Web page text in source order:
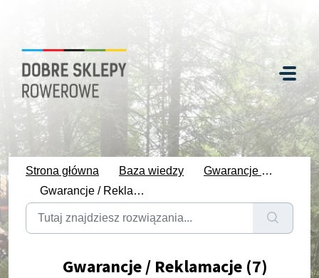
Strona główna Baza wiedzy
Gwarancje i reklamacje
Gwarancje / Reklamacje
Gwarancje / Reklamacje (7)